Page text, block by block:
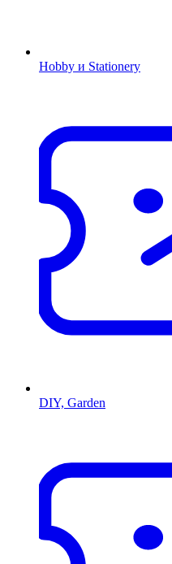
Hobby и Stationery
DIY, Garden